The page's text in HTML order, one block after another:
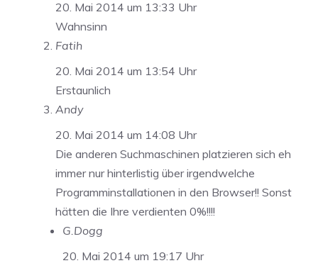
20. Mai 2014 um 13:33 Uhr
Wahnsinn
Fatih
20. Mai 2014 um 13:54 Uhr
Erstaunlich
Andy
20. Mai 2014 um 14:08 Uhr
Die anderen Suchmaschinen platzieren sich eh
immer nur hinterlistig über irgendwelche
Programminstallationen in den Browser!! Sonst
hätten die Ihre verdienten 0%!!!!
G.Dogg
20. Mai 2014 um 19:17 Uhr